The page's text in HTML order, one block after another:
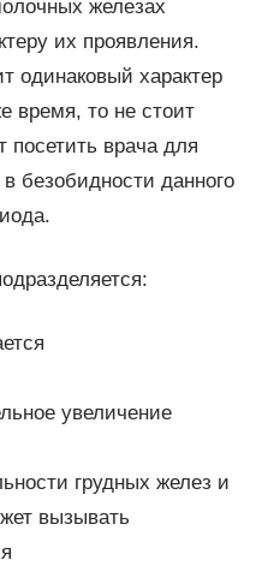
железах
их проявления.
одинаковый характер
время, то не стоит
посетить врача для
безобидности данного
увеличение
грудных желез и
вызывать